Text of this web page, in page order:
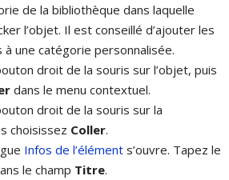
de la bibliothèque dans laquelle
l’objet. Il est conseillé d’ajouter les
une catégorie personnalisée.
droit de la souris sur l’objet, puis
dans le menu contextuel.
droit de la souris sur la
choisissez Coller.
Infos de l’élément s’ouvre. Tapez le
le champ Titre.